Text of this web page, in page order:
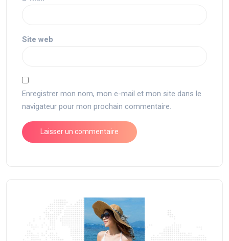
Site web
Enregistrer mon nom, mon e-mail et mon site dans le
navigateur pour mon prochain commentaire.